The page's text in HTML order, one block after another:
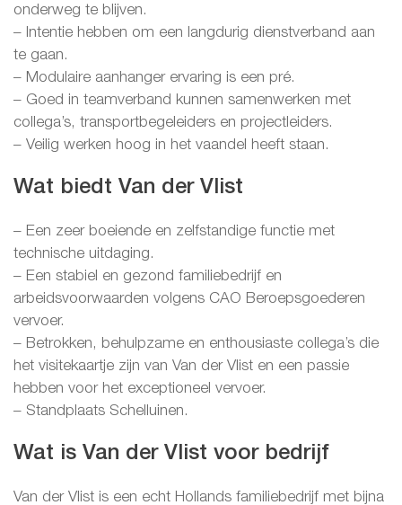
onderweg te blijven.
– Intentie hebben om een langdurig dienstverband aan
te gaan.
– Modulaire aanhanger ervaring is een pré.
– Goed in teamverband kunnen samenwerken met
collega’s, transportbegeleiders en projectleiders.
– Veilig werken hoog in het vaandel heeft staan.
Wat biedt Van der Vlist
– Een zeer boeiende en zelfstandige functie met
technische uitdaging.
– Een stabiel en gezond familiebedrijf en
arbeidsvoorwaarden volgens CAO Beroepsgoederen
vervoer.
– Betrokken, behulpzame en enthousiaste collega’s die
het visitekaartje zijn van Van der Vlist en een passie
hebben voor het exceptioneel vervoer.
– Standplaats Schelluinen.
Wat is Van der Vlist voor bedrijf
Van der Vlist is een echt Hollands familiebedrijf met bijna